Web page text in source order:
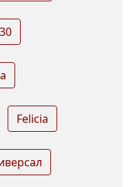
Felicia